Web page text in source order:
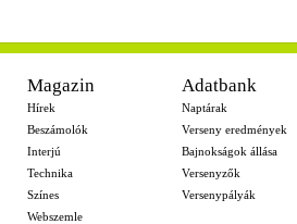
Magazin
Hírek
Beszámolók
Interjú
Technika
Színes
Webszemle
Adatbank
Naptárak
Verseny eredmények
Bajnokságok állása
Versenyzők
Versenypályák